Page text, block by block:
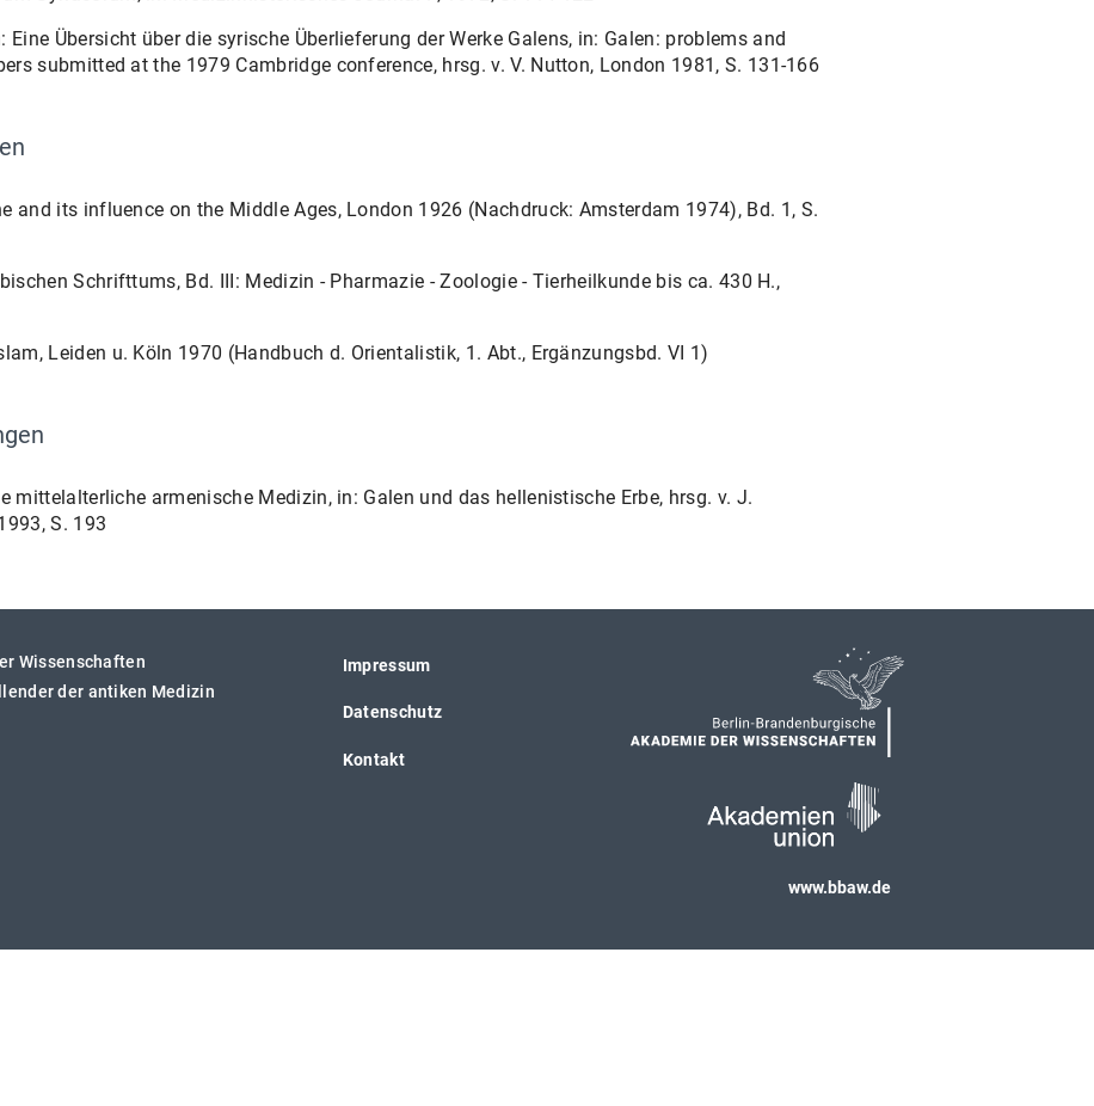
Eine Übersicht über die syrische Überlieferung der Werke Galens, in: Galen: problems and
submitted at the 1979 Cambridge conference, hrsg. v. V. Nutton, London 1981, S. 131-166
and its influence on the Middle Ages, London 1926 (Nachdruck: Amsterdam 1974), Bd. 1, S.
Schrifttums, Bd. III: Medizin - Pharmazie - Zoologie - Tierheilkunde bis ca. 430 H.,
Leiden u. Köln 1970 (Handbuch d. Orientalistik, 1. Abt., Ergänzungsbd. VI 1)
mittelalterliche armenische Medizin, in: Galen und das hellenistische Erbe, hrsg. v. J.
S. 193
Wissenschaften
der antiken Medizin
Impressum
Datenschutz
Kontakt
www.bbaw.de